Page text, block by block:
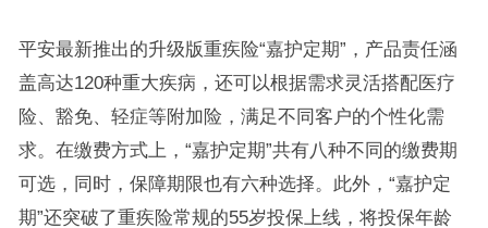
平安最新推出的升级版重疾险“嘉护定期”，产品责任涵
盖高达120种重大疾病，还可以根据需求灵活搭配医疗
险、豁免、轻症等附加险，满足不同客户的个性化需
求。在缴费方式上，“嘉护定期”共有八种不同的缴费期
可选，同时，保障期限也有六种选择。此外，“嘉护定
期”还突破了重疾险常规的55岁投保上线，将投保年龄